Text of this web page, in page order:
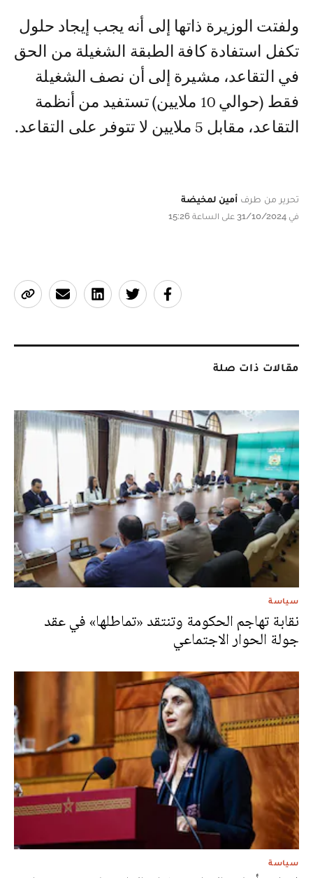
ولفتت الوزيرة ذاتها إلى أنه يجب إيجاد حلول
تكفل استفادة كافة الطبقة الشغيلة من الحق
في التقاعد، مشيرة إلى أن نصف الشغيلة
فقط (حوالي 10 ملايين) تستفيد من أنظمة
التقاعد، مقابل 5 ملايين لا تتوفر على التقاعد.
تحرير من طرف أمين لمخيضة
في 31/10/2024 على الساعة 15:26
مقالات ذات صلة
سياسة
نقابة تهاجم الحكومة وتنتقد «تماطلها» في عقد
جولة الحوار الاجتماعي
سياسة